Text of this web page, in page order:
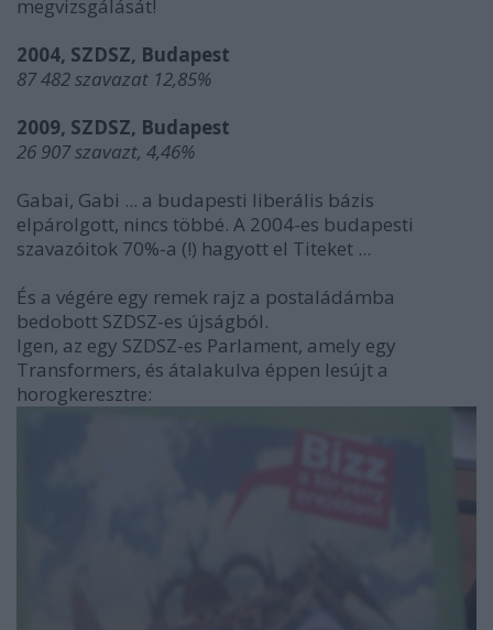
megvizsgálását!
2004, SZDSZ, Budapest
87 482 szavazat 12,85%
2009, SZDSZ, Budapest
26 907 szavazt, 4,46%
Gabai, Gabi ... a budapesti liberális bázis
elpárolgott, nincs többé. A 2004-es budapesti
szavazóitok 70%-a (!) hagyott el Titeket ...
És a végére egy remek rajz a postaládámba
bedobott SZDSZ-es újságból.
Igen, az egy SZDSZ-es Parlament, amely egy
Transformers, és átalakulva éppen lesújt a
horogkeresztre: